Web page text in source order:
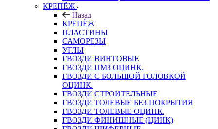
КРЕПЁЖ
Назад
КРЕПЁЖ
ПЛАСТИНЫ
САМОРЕЗЫ
УГЛЫ
ГВОЗДИ ВИНТОВЫЕ
ГВОЗДИ ПМЗ ОЦИНК.
ГВОЗДИ С БОЛЬШОЙ ГОЛОВКОЙ
ОЦИНК.
ГВОЗДИ СТРОИТЕЛЬНЫЕ
ГВОЗДИ ТОЛЕВЫЕ БЕЗ ПОКРЫТИЯ
ГВОЗДИ ТОЛЕВЫЕ ОЦИНК.
ГВОЗДИ ФИНИШНЫЕ (ЦИНК)